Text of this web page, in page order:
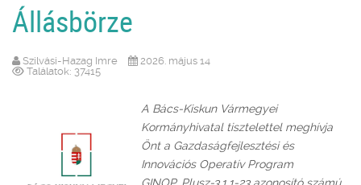
Állásbörze
Szilvási-Hazag Imre
2026. május 14
Találatok: 37415
A Bács-Kiskun Vármegyei
Kormányhivatal tisztelettel meghívja
Önt a Gazdaságfejlesztési és
Innovációs Operatív Program
GINOP_Plusz-3.1.1-23 azonosító számú